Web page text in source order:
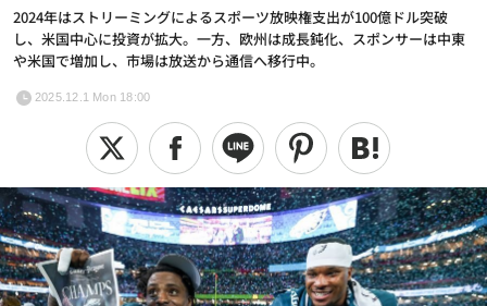
2024年はストリーミングによるスポーツ放映権支出が100億ドル突破
し、米国中心に投資が拡大。一方、欧州は成長鈍化、スポンサーは中東
や米国で増加し、市場は放送から通信へ移行中。
2025.12.1 Mon 18:00